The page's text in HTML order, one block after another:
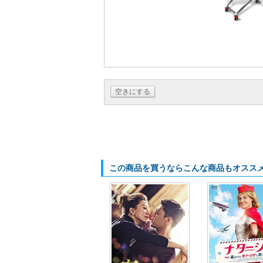
空きにする
この商品を買うならこんな商品もオスス